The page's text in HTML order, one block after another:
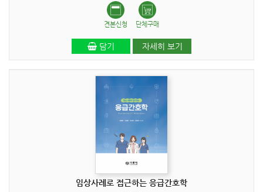
견본신청 단체구매
담기 자세히 보기
임상사례로 접근하는 응급간호학